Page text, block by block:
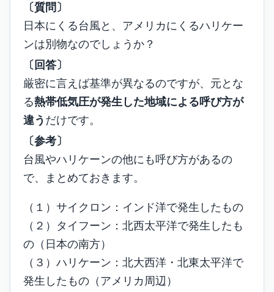
〔質問〕
日本にくる台風と、アメリカにくるハリケー
ンは別物なのでしょうか？
〔回答〕
厳密に言えば基準が異なるのですが、元とな
る熱帯低気圧が発生した地域による呼び方が
違う だけです。
〔参考〕
台風やハリケーンの他にも呼び方があるの
で、まとめておきます。
（１）サイクロン：インド洋で発生したもの
（２）タイフーン：北西太平洋で発生したも
の（日本の南方）
（３）ハリケーン：北大西洋・北東太平洋で
発生したもの（アメリカ周辺）